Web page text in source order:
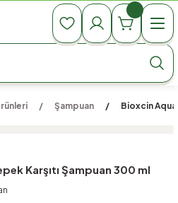
TL Üzeri Ücretsiz Kargo
Şampuan Bioxcin Aqua
Karşıtı Şampuan 300 ml